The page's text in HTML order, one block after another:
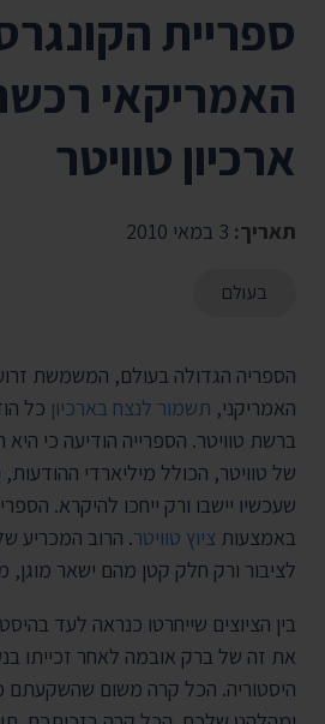
ספריית
האמריקאי
ארכיון טוויטר
תאריך:
בעולם
הספריה הגדולה בעולם, המשמשת
האמריקני, תשמור לנצח בארכיון כל
ברשת טוויטר. הספרייה הודיעה כי
שעכשיו יישבו ורק ייחכו להיקרא.
באמצעות ציוץ טוויטר. הרוב המכריע של
לציבור ורק חלק קטן מהם ישאר מוגן,
בין הציוצים שייחרטו כנראה לעד
היסטוריה. הכל קרה משום שהשקעתם